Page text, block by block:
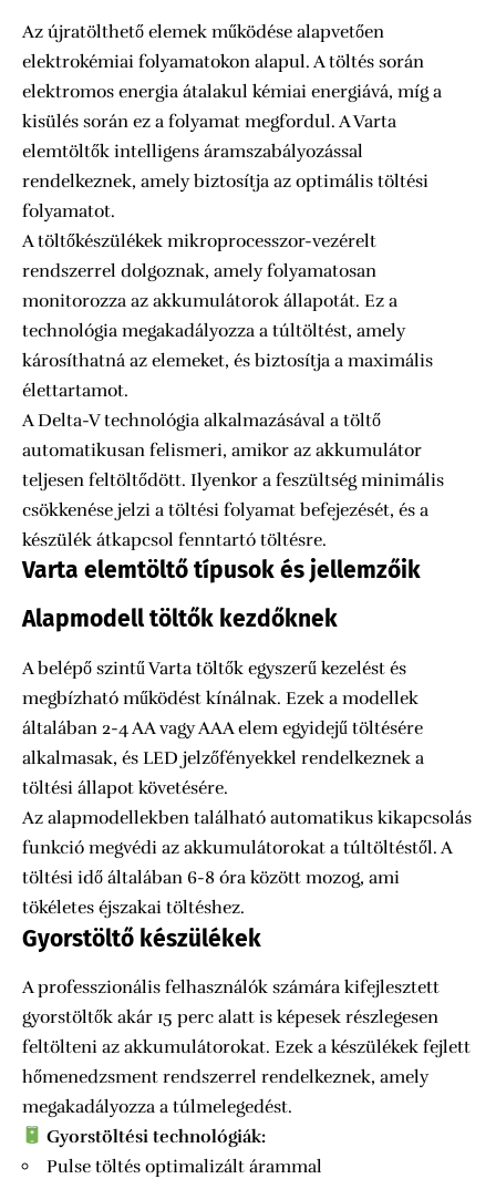
Az újratölthető elemek működése alapvetően
elektrokémiai folyamatokon alapul. A töltés során
elektromos energia átalakul kémiai energiává, míg a
kisülés során ez a folyamat megfordul. A Varta
elemtöltők intelligens áramszabályozással
rendelkeznek, amely biztosítja az optimális töltési
folyamatot.
A töltőkészülékek mikroprocesszor-vezérelt
rendszerrel dolgoznak, amely folyamatosan
monitorozza az akkumulátorok állapotát. Ez a
technológia megakadályozza a túltöltést, amely
károsíthatná az elemeket, és biztosítja a maximális
élettartamot.
A Delta-V technológia alkalmazásával a töltő
automatikusan felismeri, amikor az akkumulátor
teljesen feltöltődött. Ilyenkor a feszültség minimális
csökkenése jelzi a töltési folyamat befejezését, és a
készülék átkapcsol fenntartó töltésre.
Varta elemtöltő típusok és jellemzőik
Alapmodell töltők kezdőknek
A belépő szintű Varta töltők egyszerű kezelést és
megbízható működést kínálnak. Ezek a modellek
általában 2-4 AA vagy AAA elem egyidejű töltésére
alkalmasak, és LED jelzőfényekkel rendelkeznek a
töltési állapot követésére.
Az alapmodellekben található automatikus kikapcsolás
funkció megvédi az akkumulátorokat a túltöltéstől. A
töltési idő általában 6-8 óra között mozog, ami
tökéletes éjszakai töltéshez.
Gyorstöltő készülékek
A professzionális felhasználók számára kifejlesztett
gyorstöltők akár 15 perc alatt is képesek részlegesen
feltölteni az akkumulátorokat. Ezek a készülékek fejlett
hőmenedzsment rendszerrel rendelkeznek, amely
megakadályozza a túlmelegedést.
Gyorstöltési technológiák:
Pulse töltés optimalizált árammal